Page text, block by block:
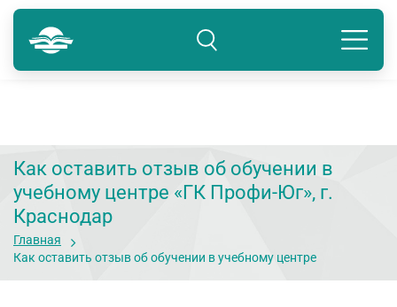
Краснодар
Подразделение: Краснодар
8 800 234-80-99
Как оставить отзыв об обучении в
учебному центре «ГК Профи-Юг», г.
Краснодар
Главная
Как оставить отзыв об обучении в учебному центре